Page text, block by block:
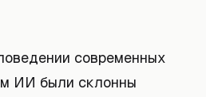
современных
ИИ были склонны